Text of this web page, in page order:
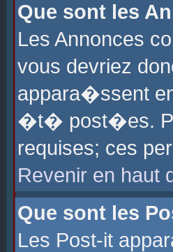
Que sont les
Les Annonces
vous devriez
appara�ssent
�t� post�es.
requises; ces
Revenir en haut
Que sont les
Les Post-it